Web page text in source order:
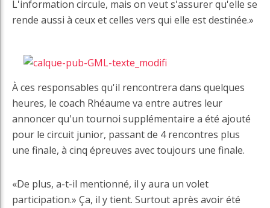
L'information circule, mais on veut s'assurer qu'elle se
rende aussi à ceux et celles vers qui elle est destinée.»
À ces responsables qu'il rencontrera dans quelques
heures, le coach Rhéaume va entre autres leur
annoncer qu'un tournoi supplémentaire a été ajouté
pour le circuit junior, passant de 4 rencontres plus
une finale, à cinq épreuves avec toujours une finale.
«De plus, a-t-il mentionné, il y aura un volet
participation.» Ça, il y tient. Surtout après avoir été